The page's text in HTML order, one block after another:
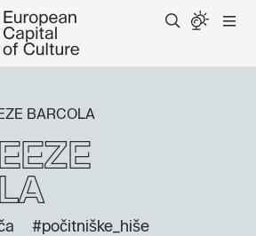
BARCOLA
#počitniške_hiše